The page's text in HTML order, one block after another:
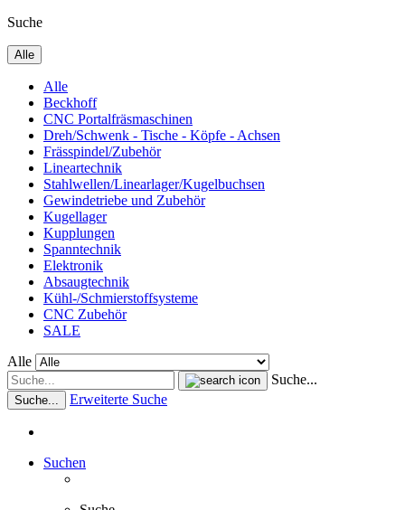
Suche
Alle
Alle
Beckhoff
CNC Portalfräsmaschinen
Dreh/Schwenk - Tische - Köpfe - Achsen
Frässpindel/Zubehör
Lineartechnik
Stahlwellen/Linearlager/Kugelbuchsen
Gewindetriebe und Zubehör
Kugellager
Kupplungen
Spanntechnik
Elektronik
Absaugtechnik
Kühl-/Schmierstoffsysteme
CNC Zubehör
SALE
Alle
Suche...
Suche... Erweiterte Suche
Suchen